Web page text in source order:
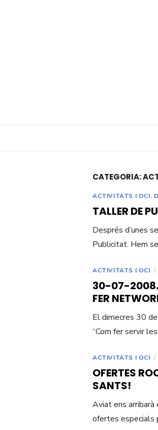
CATEGORIA:
ACTIVITATS I OCI,
TALLER DE
Després d’unes
Publicitat. Hem
ACTIVITATS I OCI
30-07-2008.
FER
El dimecres 30
“Com fer servir
ACTIVITATS I OCI
OFERTES
SANTS!
Aviat ens
ofertes especials